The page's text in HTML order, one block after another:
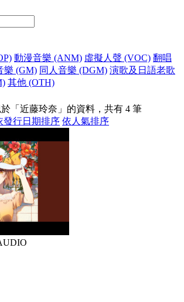
動漫音樂 (ANM) 虛擬人聲 (VOC) 翻唱
樂 (GM) 同人音樂 (DGM) 演歌及日語老歌
其他 (OTH)
「近藤玲奈」的資料，共有 4 筆
發行日期排序 依人氣排序